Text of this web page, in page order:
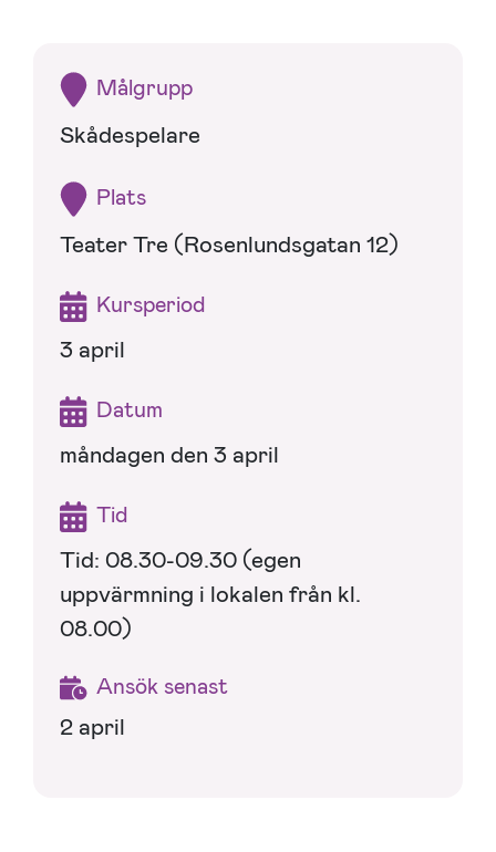
Målgrupp
Skådespelare
Plats
Teater Tre (Rosenlundsgatan 12)
Kursperiod
3 april
Datum
måndagen den 3 april
Tid
Tid: 08.30-09.30 (egen
uppvärmning i lokalen från kl.
08.00)
Ansök senast
2 april